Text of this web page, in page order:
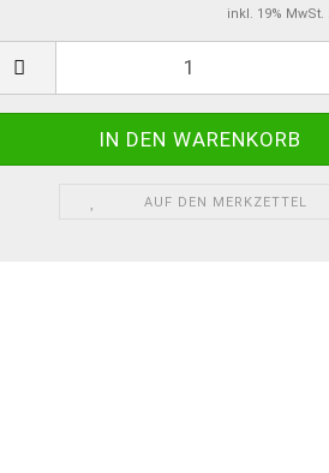
inkl. 19% MwSt.
AUF DEN MERKZETTEL